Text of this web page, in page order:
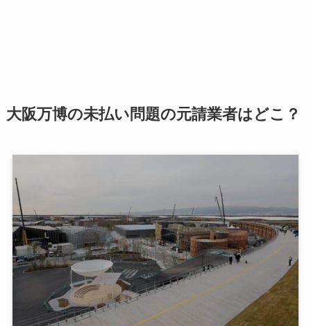
大阪万博の未払い問題の元請業者はどこ？